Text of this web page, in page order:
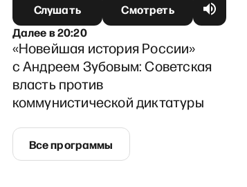
Слушать
Смотреть
Далеев20:20
«Новейшая история России»
с Андреем Зубовым: Советская
власть против
коммунистической диктатуры
Все программы